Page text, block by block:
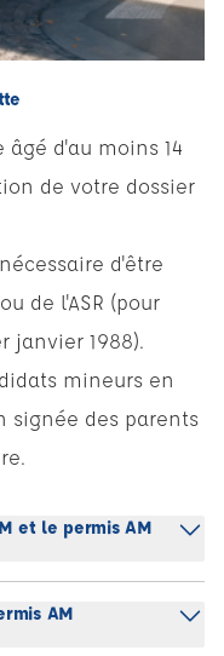
âgé d'au moins 14
de votre dossier
d'être
de l'ASR (pour
janvier 1988).
mineurs en
signée des parents
et le permis AM
AM